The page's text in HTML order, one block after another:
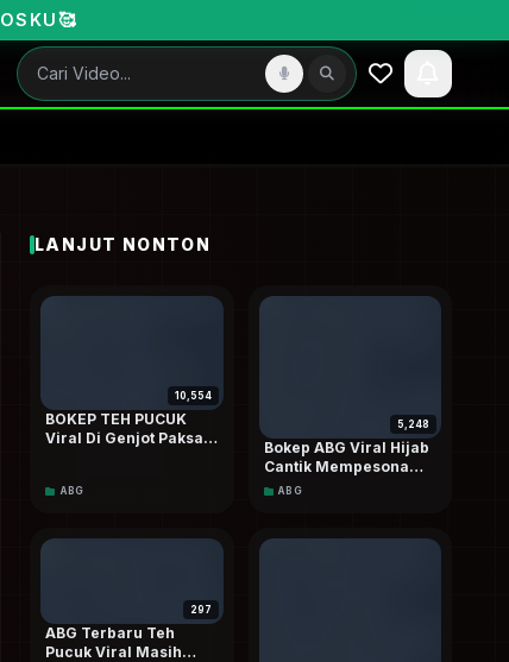
LANJUT NONTON
10,554
BOKEP TEH PUCUK
Viral Di Genjot Paksa
ABG
5,248
Bokep ABG Viral Hijab
Cantik Mempesona
Omeky Sampai Crotttt
ABG
297
ABG Terbaru Teh
Pucuk Viral Masih